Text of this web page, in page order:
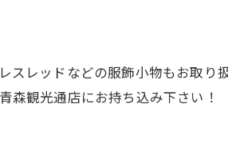
レッドなどの服飾小物もお取り扱
森観光通店にお持ち込み下さい！